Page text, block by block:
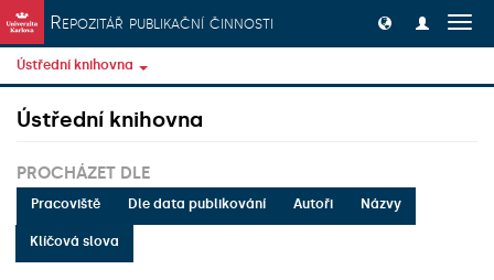
Přeskočit na obsah
Repozitář publikační činnosti
Ústřední knihovna
Ústřední knihovna
PROCHÁZET DLE
Pracoviště Dle data publikování Autoři Názvy
Klíčová slova